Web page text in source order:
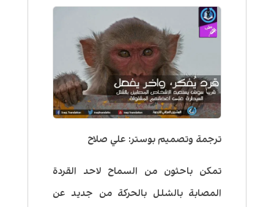
ترجمة وتصميم بوستر: علي صلاح
تمكن باحثون من السماح لاحد القردة
المصابة بالشلل بالحركة من جديد عن